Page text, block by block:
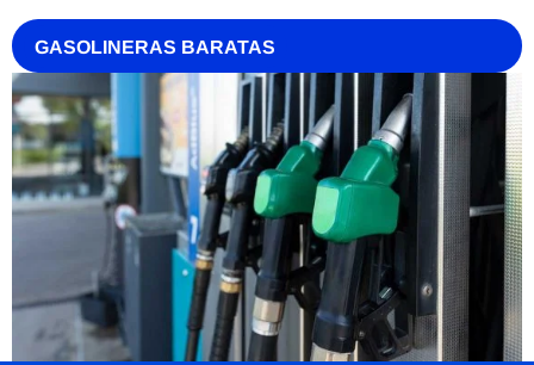
GASOLINERAS BARATAS